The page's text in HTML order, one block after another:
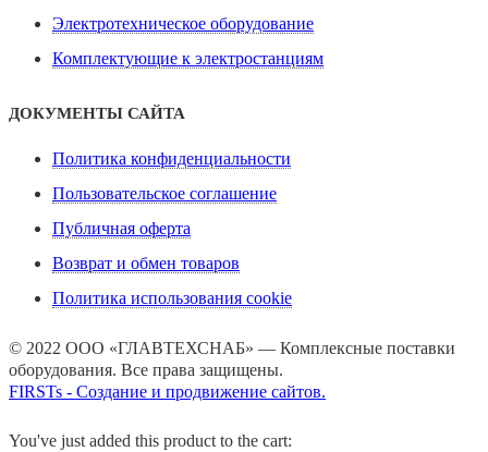
Электротехническое оборудование
Комплектующие к электростанциям
ДОКУМЕНТЫ САЙТА
Политика конфиденциальности
Пользовательское соглашение
Публичная оферта
Возврат и обмен товаров
Политика использования cookie
© 2022 ООО «ГЛАВТЕХСНАБ» — Комплексные поставки
оборудования. Все права защищены.
FIRSTs - Создание и продвижение сайтов.
You've just added this product to the cart: